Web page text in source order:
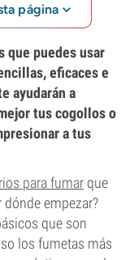
página
que puedes usar
eficaces e
ayudarán a
tus cogollos o
a tus
para fumar que
empezar?
que son
los fumetas más